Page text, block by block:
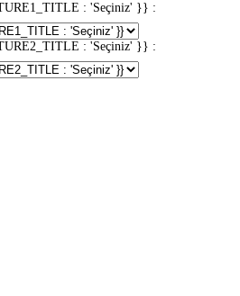
: 'Seçiniz' }} :
: 'Seçiniz' }} :